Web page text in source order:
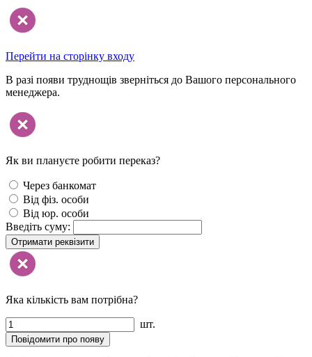
Перейти на сторінку входу
В разі появи труднощів зверніться до Вашого персонального
менеджера.
Як ви плануєте робити переказ?
Через банкомат
Від фіз. особи
Від юр. особи
Введіть суму:
Отримати реквізити
Яка кількість вам потрібна?
шт.
Повідомити про появу